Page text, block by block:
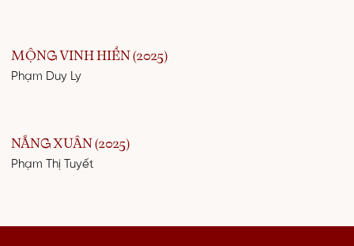
MỘNG VINH HIỂN (2025)
Phạm Duy Ly
NẮNG XUÂN (2025)
Phạm Thị Tuyết